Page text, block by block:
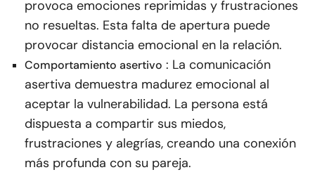
provoca emociones reprimidas y frustraciones
no resueltas. Esta falta de apertura puede
provocar distancia emocional en la relación.
Comportamiento asertivo : La comunicación
asertiva demuestra madurez emocional al
aceptar la vulnerabilidad. La persona está
dispuesta a compartir sus miedos,
frustraciones y alegrías, creando una conexión
más profunda con su pareja.